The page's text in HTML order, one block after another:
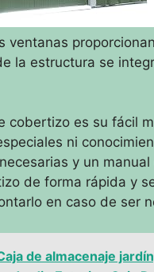
ventanas
la estructura se
cobertizo es su fácil
ni
y un
de forma rápida y
en caso de ser
de almacenaje